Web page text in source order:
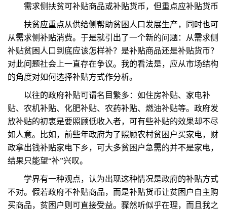
需求侧扶贫可补贴商品或补贴货币，但重点应补贴货币
扶贫应重点从供给侧帮助贫困人口发展生产，同时也可
从需求侧补贴消费。于是就引出了一个新的问题：从需求侧
补贴贫困人口到底应该怎样补？是补贴商品还是补贴货币？
对此问题社会上一直存在争议。我的看法是，应从市场结构
的角度对如何选择补贴方式作分析。
以往的政府补贴可谓名目繁多：如住房补贴、家电补
贴、农机补贴、化肥补贴、农药补贴、燃油补贴等。政府发
放补贴的初衷是要照顾低收入者，可有些补贴的效果却不尽
如人意。比如，前些年政府为了照顾农村贫困户买家电，财
政拿出钱补贴家电下乡，可大多贫困户急需的并不是家电，
结果只能望“补”兴叹。
学界有一种观点，认为出现这种情况是政府的补贴方式
不对。假若政府不补贴商品，而是补贴货币让贫困户自主购
买商品，贫困户则可直接受益。骤然听似乎在理，而且我之